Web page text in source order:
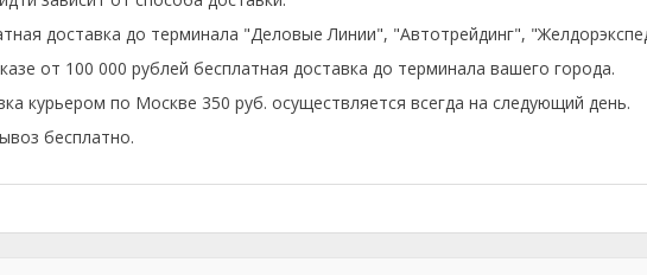
доставка до терминала "Деловые Линии", "Автотрейдинг",
от 100 000 рублей бесплатная доставка до терминала вашего города.
курьером по Москве 350 руб. осуществляется всегда на следующий день.
бесплатно.